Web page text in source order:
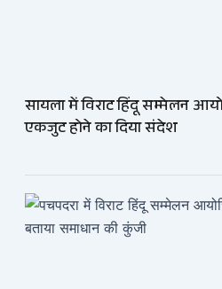
सायला में विराट हिंदू सम्मेलन
एकजुट होने का दिया संदेश